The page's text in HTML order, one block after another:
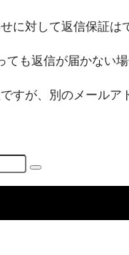
に対して返信保証は
ても返信が届かない
すが、別のメールア